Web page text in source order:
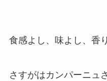
食感よし、味よし、香
さすがはカンパーニュ